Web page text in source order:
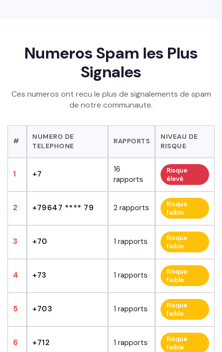
Numeros Spam les Plus
Signales
Ces numeros ont recu le plus de signalements de spam
de notre communaute.
#
NUMERO DE
TELEPHONE
RAPPORTS
NIVEAU DE
RISQUE
1 +7
16
rapports
Risque
élevé
2 +79647 **** 79 2 rapports
Risque
faible
3 +70 1 rapports
Risque
faible
4 +73 1 rapports
Risque
faible
5 +703 1 rapports
Risque
faible
6 +712 1 rapports
Risque
faible